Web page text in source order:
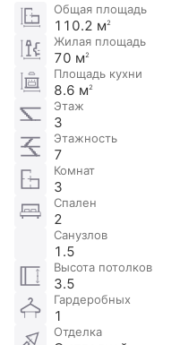
Общая площадь
110.2 м2
Жилая площадь
70 м2
Площадь кухни
8.6 м2
Этаж
3
Этажность
7
Комнат
3
Спален
2
Санузлов
1.5
Высота потолков
3.5
Гардеробных
1
Отделка